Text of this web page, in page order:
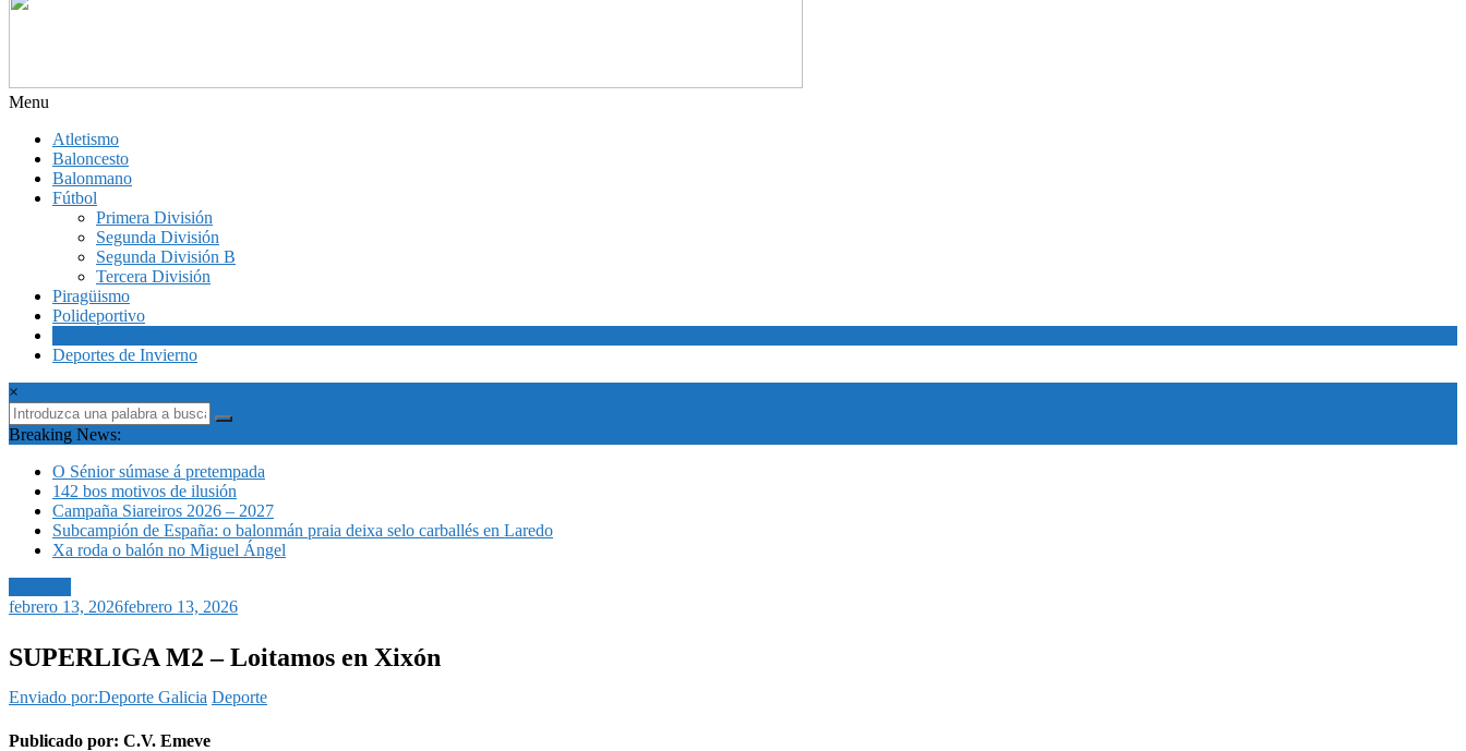
Menu
Atletismo
Baloncesto
Balonmano
Fútbol
Primera División
Segunda División
Segunda División B
Tercera División
Piragüismo
Polideportivo
Deportes de Invierno
×
Breaking News:
O Sénior súmase á pretempada
142 bos motivos de ilusión
Campaña Siareiros 2026 – 2027
Subcampión de España: o balonmán praia deixa selo carballés en Laredo
Xa roda o balón no Miguel Ángel
febrero 13, 2026febrero 13, 2026
SUPERLIGA M2 – Loitamos en Xixón
Enviado por:Deporte Galicia Deporte
Publicado por: C.V. Emeve